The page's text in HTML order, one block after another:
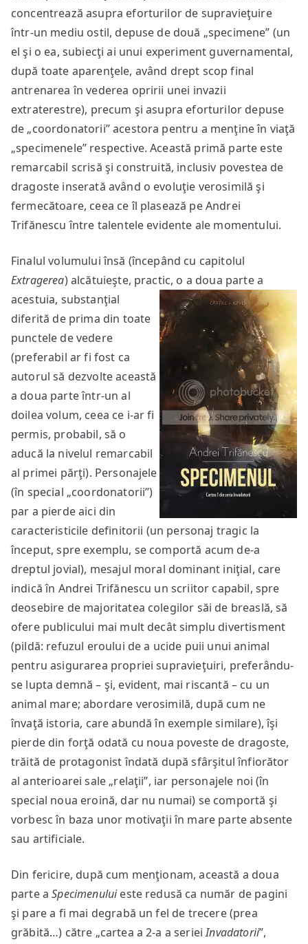
concentrează asupra eforturilor de supravieţuire
într-un mediu ostil, depuse de două „specimene” (un
el şi o ea, subiecţi ai unui experiment guvernamental,
după toate aparenţele, având drept scop final
antrenarea în vederea opririi unei invazii
extraterestre), precum şi asupra eforturilor depuse
de „coordonatorii” acestora pentru a menţine în viaţă
„specimenele” respective. Această primă parte este
remarcabil scrisă şi construită, inclusiv povestea de
dragoste inserată având o evoluţie verosimilă şi
fermecătoare, ceea ce îl plasează pe Andrei
Trifănescu între talentele evidente ale momentului.
Finalul volumului însă (începând cu capitolul
Extragerea) alcătuieşte, practic, o a doua parte a
acestuia, substanţial
diferită de prima din toate
punctele de vedere
(preferabil ar fi fost ca
autorul să dezvolte această
a doua parte într-un al
doilea volum, ceea ce i-ar fi
permis, probabil, să o
aducă la nivelul remarcabil
al primei părţi). Personajele
(în special „coordonatorii”)
par a pierde aici din
caracteristicile definitorii (un personaj tragic la
început, spre exemplu, se comportă acum de-a
dreptul jovial), mesajul moral dominant iniţial, care
indică în Andrei Trifănescu un scriitor capabil, spre
deosebire de majoritatea colegilor săi de breaslă, să
ofere publicului mai mult decât simplu divertisment
(pildă: refuzul eroului de a ucide puii unui animal
pentru asigurarea propriei supravieţuiri, preferându-
se lupta demnă – şi, evident, mai riscantă – cu un
animal mare; abordare verosimilă, după cum ne
învaţă istoria, care abundă în exemple similare), îşi
pierde din forţă odată cu noua poveste de dragoste,
trăită de protagonist îndată după sfârşitul înfiorător
al anterioarei sale „relaţii”, iar personajele noi (în
special noua eroină, dar nu numai) se comportă şi
vorbesc în baza unor motivaţii în mare parte absente
sau artificiale.
Din fericire, după cum menţionam, această a doua
parte aSpecimenuluieste redusă ca număr de pagini
şi pare a fi mai degrabă un fel de trecere (prea
grăbită…) către „cartea a 2-a a serieiInvadatorii”,